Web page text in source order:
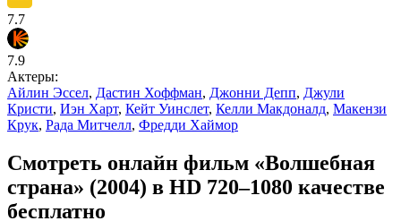
7.7
7.9
Актеры:
Айлин Эссел, Дастин Хоффман, Джонни Депп, Джули
Кристи, Иэн Харт, Кейт Уинслет, Келли Макдоналд, Макензи
Крук, Рада Митчелл, Фредди Хаймор
Смотреть онлайн фильм «Волшебная
страна» (2004) в HD 720–1080 качестве
бесплатно